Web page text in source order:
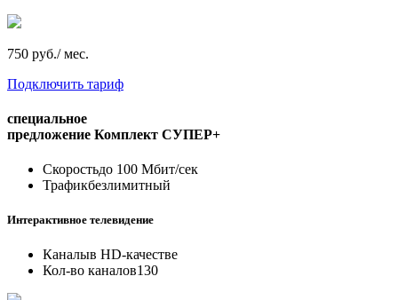
750 руб./ мес.
Подключить тариф
специальное
предложение Комплект СУПЕР+
Скоростьдо 100 Мбит/сек
Трафикбезлимитный
Интерактивное телевидение
Каналыв HD-качестве
Кол-во каналов130